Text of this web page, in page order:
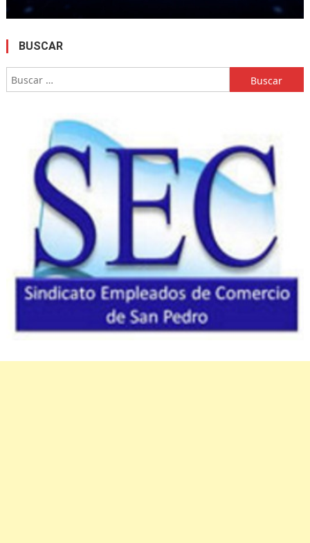
BUSCAR
Buscar: